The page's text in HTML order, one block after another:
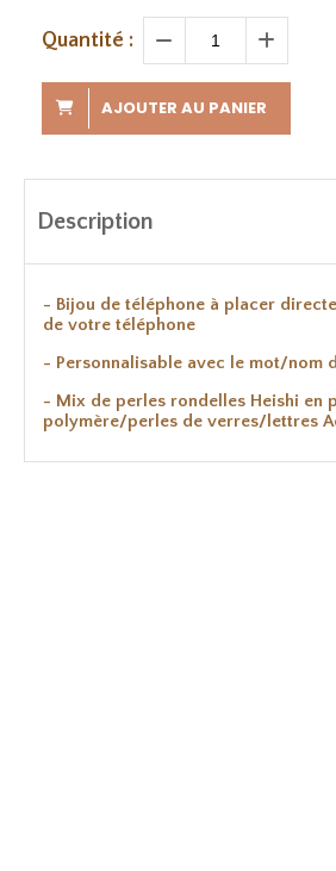
Quantité :
AJOUTER AU PANIER
Description
- Bijou de téléphone à placer
de votre téléphone
- Personnalisable avec le mot/nom
- Mix de perles rondelles Heishi en
polymère/perles de verres/lettres